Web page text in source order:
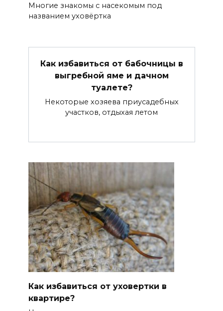
Многие знакомы с насекомым под
названием уховёртка
Как избавиться от бабочницы в
выгребной яме и дачном
туалете?
Некоторые хозяева приусадебных
участков, отдыхая летом
Как избавиться от уховертки в
квартире?